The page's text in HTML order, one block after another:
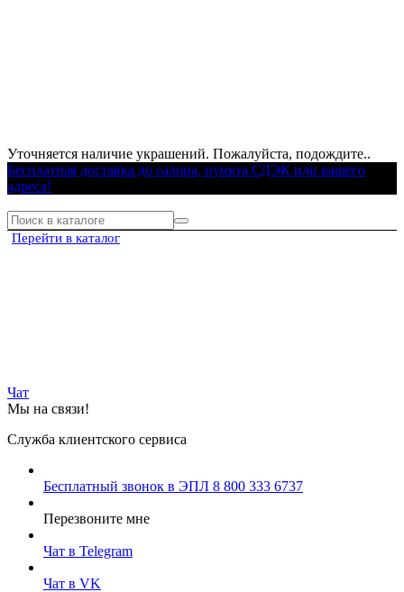
Уточняется наличие украшений. Пожалуйста, подождите..
Бесплатная доставка до салона, пункта СДЭК или вашего
адреса!
Перейти в каталог
Чат
Мы на связи!
Служба клиентского сервиса
Бесплатный звонок в ЭПЛ 8 800 333 6737
Перезвоните мне
Чат в Telegram
Чат в VK